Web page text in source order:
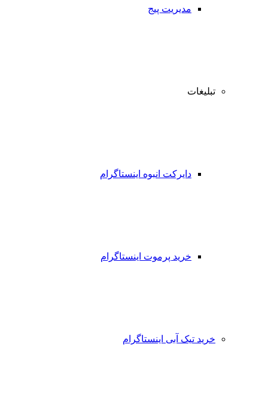
مدیریت پیج
تبلیغات
دایرکت انبوه اینستاگرام
خرید پرموت اینستاگرام
خرید تیک آبی اینستاگرام